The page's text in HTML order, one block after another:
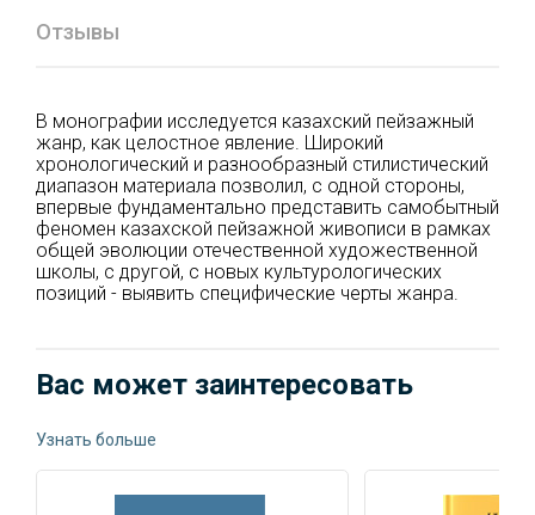
Отзывы
В монографии исследуется казахский пейзажный
жанр, как целостное явление. Широкий
хронологический и разнообразный стилистический
диапазон материала позволил, с одной стороны,
впервые фундаментально представить самобытный
феномен казахской пейзажной живописи в рамках
общей эволюции отечественной художественной
школы, с другой, с новых культурологических
позиций - выявить специфические черты жанра.
Вас может заинтересовать
Узнать больше